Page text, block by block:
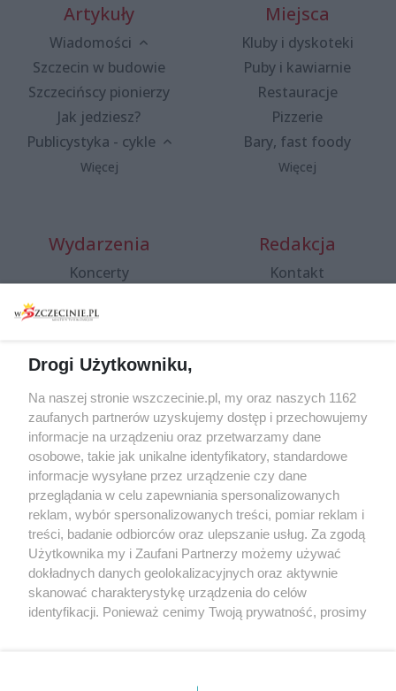
Artykuły
Wiadomości
Szczecin w budowie
Szczecińscy pionierzy
Jak jedziesz?
Publicystyka - cykle
Więcej
Miejsca
Kluby i dyskoteki
Puby i kawiarnie
Restauracje
Pizzerie
Bary, fast foody
Więcej
Wydarzenia
Koncerty
Spacery i oprowadzania
targi
Wernisaże
Więcej
Redakcja
Kontakt
Specjalny koncert z okazji
20. urodzin portalu
wSzczecinie.pl
Regulamin konkursów
śniadaniówka "Hej
Szczecin! Jest piątek!"
Partnerzy
Praca Szczecin
Drogi Użytkowniku,
Na naszej stronie wszczecinie.pl, my oraz naszych 1162
zaufanych partnerów uzyskujemy dostęp i przechowujemy
informacje na urządzeniu oraz przetwarzamy dane
osobowe, takie jak unikalne identyfikatory, standardowe
informacje wysyłane przez urządzenie czy dane
przeglądania w celu zapewniania spersonalizowanych
reklam, wybór spersonalizowanych treści, pomiar reklam i
treści, badanie odbiorców oraz ulepszanie usług. Za zgodą
Użytkownika my i Zaufani Partnerzy możemy używać
dokładnych danych geolokalizacyjnych oraz aktywnie
skanować charakterystykę urządzenia do celów
identyfikacji. Ponieważ cenimy Twoją prywatność, prosimy